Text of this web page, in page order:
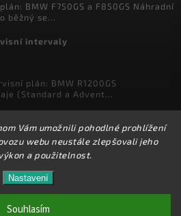
Vám umožnili pohodlné prohlížení
webu neustále zlepšovali jeho
a použitelnost.
Nastavení
Souhlasím
máme zavřeno. Eshop
budeme zpracovávat
pochopení.
BMW F750GS a F850GS Náhradní
běžný se...
intervaly
plán: BMW R1200GS
(Standard a Advent...
. Všechna práva vyhrazena.
nastavení cookies